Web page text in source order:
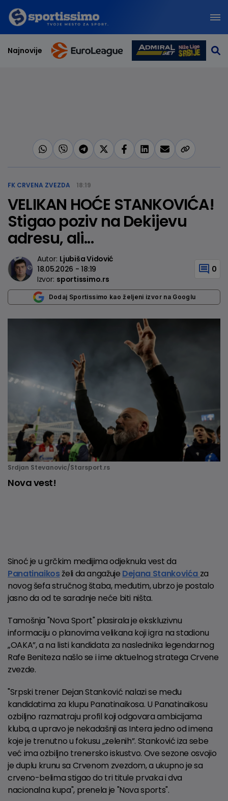
Najnovije
FK CRVENA ZVEZDA 18:19
VELIKAN HOĆE STANKOVIĆA!
Stigao poziv na Dekijevu
adresu, ali...
Autor: Ljubiša Vidović
18.05.2026 - 18:19
Izvor: sportissimo.rs
0
Dodaj Sportissimo kao željeni izvor na Googlu
Srdjan Stevanovic/Starsport.rs
Nova vest!
Sinoć je u grčkim medijima odjeknula vest da
Panatinaikosželi da angažuje Dejana Stankovića za
novog šefa stručnog štaba, međutim, ubrzo je postalo
jasno da od te saradnje neće biti ništa.
Tamošnja "Nova Sport" plasirala je ekskluzivnu
informaciju o planovima velikana koji igra na stadionu
„OAKA”, a na listi kandidata za naslednika legendarnog
Rafe Beniteza našlo se i ime aktuelnog stratega Crvene
zvezde.
"Srpski trener Dejan Stanković nalazi se među
kandidatima za klupu Panatinaikosa. U Panatinaikosu
ozbiljno razmatraju profil koji odgovara ambicijama
kluba, a upravo je nekadašnji as Intera jedno od imena
koje je trenutno u fokusu „zelenih”. Stanković iza sebe
već ima ozbiljno trenersko iskustvo. Ove sezone osvojio
je duplu krunu sa Crvenom zvezdom, a ukupno je sa
crveno-belima stigao do tri titule prvaka i dva
nacionalna kupa", prenela je "Nova sports".